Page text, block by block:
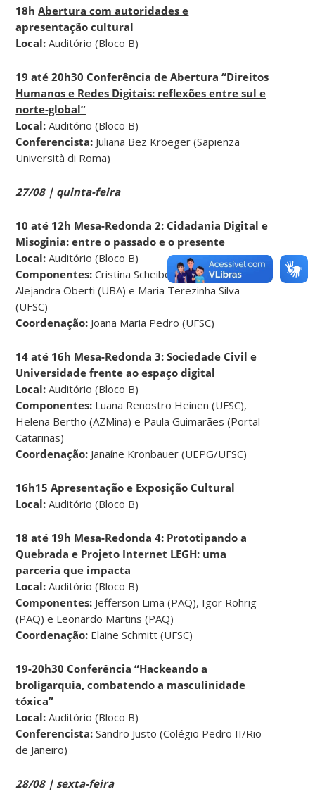
18hAbertura com autoridades e
apresentação cultural
Local:Auditório (Bloco B)
19 até 20h30 Conferência de Abertura “Direitos
Humanos e Redes Digitais: reflexões entre sul e
norte-global”
Local:Auditório (Bloco B)
Conferencista: Juliana Bez Kroeger (Sapienza
Università di Roma)
27/08 | quinta-feira
10 até 12h Mesa-Redonda 2: Cidadania Digital e
Misoginia: entre o passado e o presente
Local:Auditório (Bloco B)
Componentes:Cristina Scheibe Wolff (UFSC),
Alejandra Oberti (UBA) e Maria Terezinha Silva
(UFSC)
Coordenação: Joana Maria Pedro (UFSC)
14 até 16h Mesa-Redonda 3: Sociedade Civil e
Universidade frente ao espaço digital
Local:Auditório (Bloco B)
Componentes: Luana Renostro Heinen (UFSC),
Helena Bertho (AZMina) e Paula Guimarães (Portal
Catarinas)
Coordenação: Janaíne Kronbauer (UEPG/UFSC)
16h15 Apresentação e Exposição Cultural
Local:Auditório (Bloco B)
18 até 19h Mesa-Redonda 4: Prototipando a
Quebrada e Projeto Internet LEGH: uma
parceria que impacta
Local:Auditório (Bloco B)
Componentes: Jefferson Lima (PAQ), Igor Rohrig
(PAQ) e Leonardo Martins (PAQ)
Coordenação: Elaine Schmitt (UFSC)
19-20h30 Conferência “Hackeando a
broligarquia, combatendo a masculinidade
tóxica”
Local:Auditório (Bloco B)
Conferencista: Sandro Justo (Colégio Pedro II/Rio
de Janeiro)
28/08 | sexta-feira